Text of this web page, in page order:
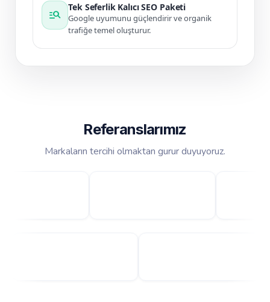
manage_search
Tek Seferlik Kalıcı SEO Paketi
Google uyumunu güçlendirir ve organik
trafiğe temel oluşturur.
Referanslarımız
Markaların tercihi olmaktan gurur duyuyoruz.